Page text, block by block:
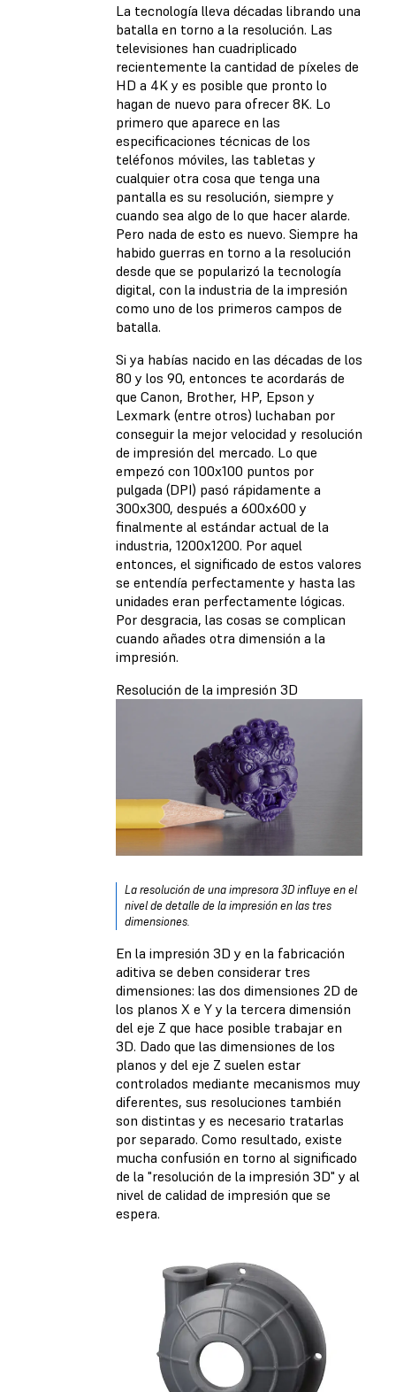
La tecnología lleva décadas librando una
batalla en torno a la resolución. Las
televisiones han cuadriplicado
recientemente la cantidad de píxeles de
HD a 4K y es posible que pronto lo
hagan de nuevo para ofrecer 8K. Lo
primero que aparece en las
especificaciones técnicas de los
teléfonos móviles, las tabletas y
cualquier otra cosa que tenga una
pantalla es su resolución, siempre y
cuando sea algo de lo que hacer alarde.
Pero nada de esto es nuevo. Siempre ha
habido guerras en torno a la resolución
desde que se popularizó la tecnología
digital, con la industria de la impresión
como uno de los primeros campos de
batalla.
Si ya habías nacido en las décadas de los
80 y los 90, entonces te acordarás de
que Canon, Brother, HP, Epson y
Lexmark (entre otros) luchaban por
conseguir la mejor velocidad y resolución
de impresión del mercado. Lo que
empezó con 100x100 puntos por
pulgada (DPI) pasó rápidamente a
300x300, después a 600x600 y
finalmente al estándar actual de la
industria, 1200x1200. Por aquel
entonces, el significado de estos valores
se entendía perfectamente y hasta las
unidades eran perfectamente lógicas.
Por desgracia, las cosas se complican
cuando añades otra dimensión a la
impresión.
Resolución de la impresión 3D
La resolución de una impresora 3D influye en el
nivel de detalle de la impresión en las tres
dimensiones.
En la impresión 3D y en la fabricación
aditiva se deben considerar tres
dimensiones: las dos dimensiones 2D de
los planos X e Y y la tercera dimensión
del eje Z que hace posible trabajar en
3D. Dado que las dimensiones de los
planos y del eje Z suelen estar
controlados mediante mecanismos muy
diferentes, sus resoluciones también
son distintas y es necesario tratarlas
por separado. Como resultado, existe
mucha confusión en torno al significado
de la "resolución de la impresión 3D" y al
nivel de calidad de impresión que se
espera.